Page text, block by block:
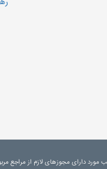
دارای مجوزهای لازم از مراجع